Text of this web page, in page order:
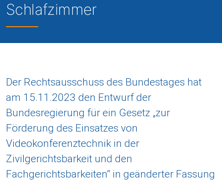
Schlafzimmer
Der Rechtsausschuss des Bundestages hat
am 15.11.2023 den Entwurf der
Bundesregierung für ein Gesetz „zur
Förderung des Einsatzes von
Videokonferenztechnik in der
Zivilgerichtsbarkeit und den
Fachgerichtsbarkeiten“ in geänderter Fassung